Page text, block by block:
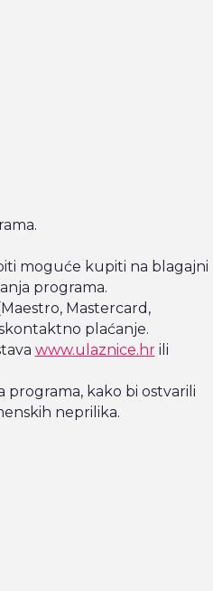
moguće kupiti na blagajni
programa.
Mastercard,
plaćanje.
www.ulaznice.hrili
programa, kako bi ostvarili
neprilika.